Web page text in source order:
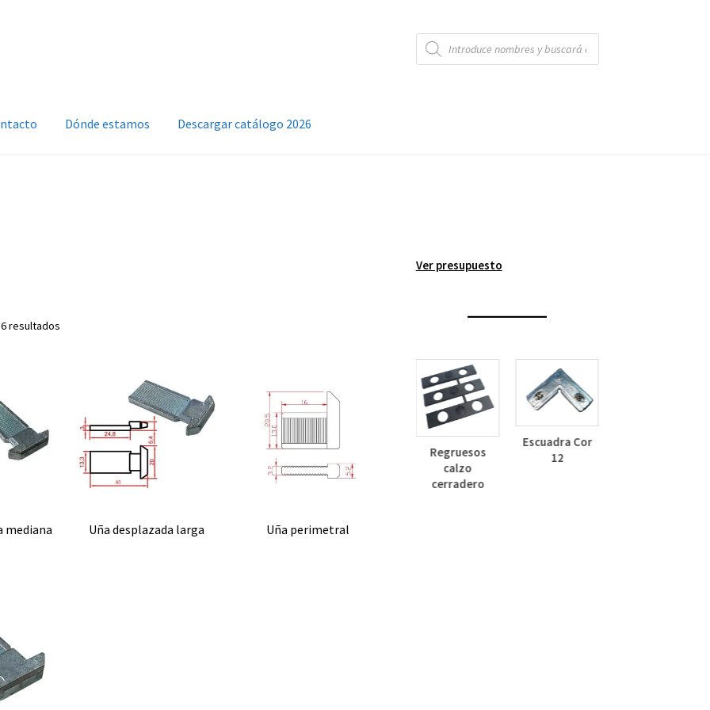
Búsqueda
de
productos
Dónde estamos Descargar catálogo 2026
resultados
mediana Uña desplazada larga Uña perimetral
Ver presupuesto
Escuadra Cor
12
Regruesos
calzo
cerradero
Pinza
Cierre golpete
40-20
Kit celosía